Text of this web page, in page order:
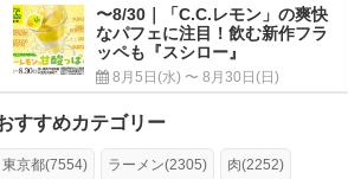
〜8/30｜「C.C.レモン」の爽快
なパフェに注目！飲む新作フラ
ッペも『スシロー』
8月5日(水) 〜 8月30日(日)
すすめカテゴリー
東京都(7554) ラーメン(2305) 肉(2252)